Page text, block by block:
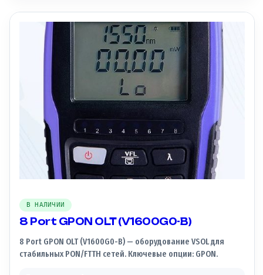
В НАЛИЧИИ
8 Port GPON OLT (V1600G0-B)
8 Port GPON OLT (V1600G0-B) — оборудование VSOL для
стабильных PON/FTTH сетей. Ключевые опции: GPON.